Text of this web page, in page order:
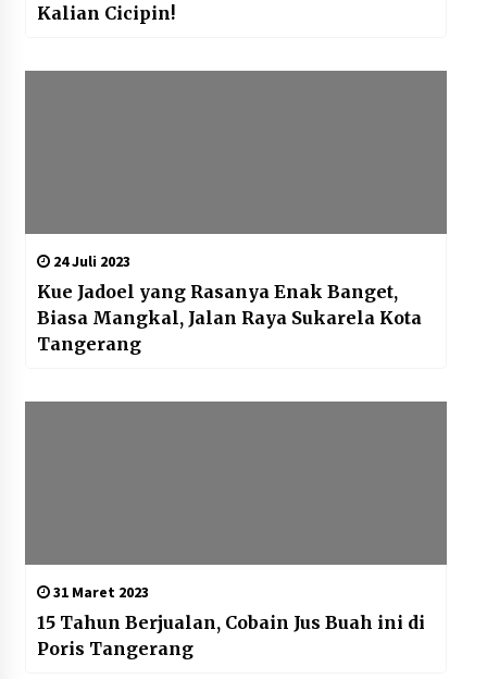
Kalian Cicipin!
24 Juli 2023
Kue Jadoel yang Rasanya Enak Banget,
Biasa Mangkal, Jalan Raya Sukarela Kota
Tangerang
31 Maret 2023
15 Tahun Berjualan, Cobain Jus Buah ini di
Poris Tangerang